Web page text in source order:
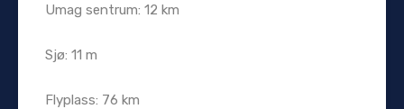
Umag sentrum: 12 km
Sjø: 11 m
Flyplass: 76 km